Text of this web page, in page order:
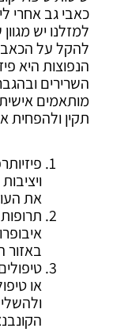
כאבי גב אחרי
למזלנו יש
להקל על הכאב
הנפוצות היא
השרירים
מותאמים
תקין
את
באזור
או